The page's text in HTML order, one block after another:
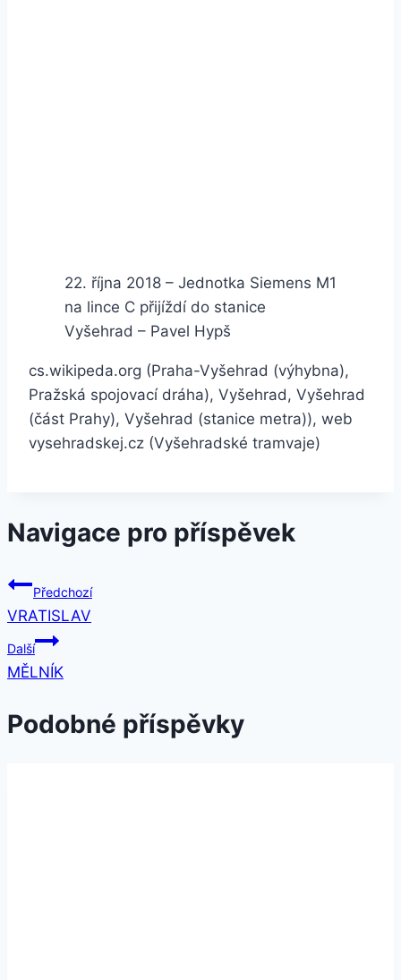
22. října 2018 – Jednotka Siemens M1
na lince C přijíždí do stanice
Vyšehrad – Pavel Hypš
cs.wikipeda.org (Praha-Vyšehrad (výhybna),
Pražská spojovací dráha), Vyšehrad, Vyšehrad
(část Prahy), Vyšehrad (stanice metra)), web
vysehradskej.cz (Vyšehradské tramvaje)
Navigace pro příspěvek
Předchozí
VRATISLAV
Další
MĚLNÍK
Podobné příspěvky